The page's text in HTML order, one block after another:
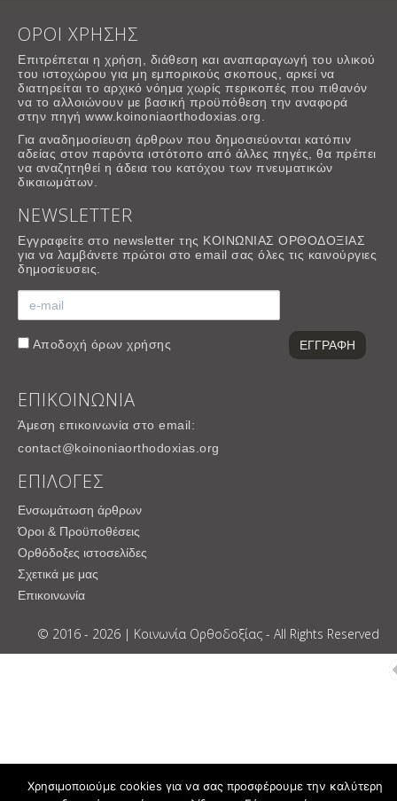
ΟΡΟΙ ΧΡΗΣΗΣ
Επιτρέπεται η χρήση, διάθεση και αναπαραγωγή του υλικού
του ιστοχώρου για μη εμπορικούς σκοπους, αρκεί να
διατηρείται το αρχικό νόημα χωρίς περικοπές που πιθανόν
να το αλλοιώνουν με βασική προϋπόθεση την αναφορά
στην πηγή www.koinoniaorthodoxias.org.
Για αναδημοσίευση άρθρων που δημοσιεύονται κατόπιν
αδείας στον παρόντα ιστότοπο από άλλες πηγές, θα πρέπει
να αναζητηθεί η άδεια του κατόχου των πνευματικών
δικαιωμάτων.
NEWSLETTER
Εγγραφείτε στο newsletter της ΚΟΙΝΩΝΙΑΣ ΟΡΘΟΔΟΞΙΑΣ
για να λαμβάνετε πρώτοι στο email σας όλες τις καινούργιες
δημοσίευσεις.
Αποδοχή όρων χρήσης
ΕΠΙΚΟΙΝΩΝΙΑ
Άμεση επικοινωνία στο email:
contact@koinoniaorthodoxias.org
ΕΠΙΛΟΓΕΣ
Ενσωμάτωση άρθρων
Όροι & Προϋποθέσεις
Ορθόδοξες ιστοσελίδες
Σχετικά με μας
Επικοινωνία
© 2016 - 2026 | Κοινωνία Ορθοδοξίας - All Rights Reserved
Χρησιμοποιούμε cookies για να σας προσφέρουμε την καλύτερη